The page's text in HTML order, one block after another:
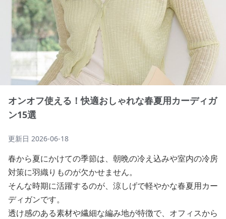
オンオフ使える！快適おしゃれな春夏用カーディガ
ン15選
更新日 2026-06-18
春から夏にかけての季節は、朝晩の冷え込みや室内の冷房
対策に羽織りものが欠かせません。
そんな時期に活躍するのが、涼しげで軽やかな春夏用カー
ディガンです。
透け感のある素材や繊細な編み地が特徴で、オフィスから